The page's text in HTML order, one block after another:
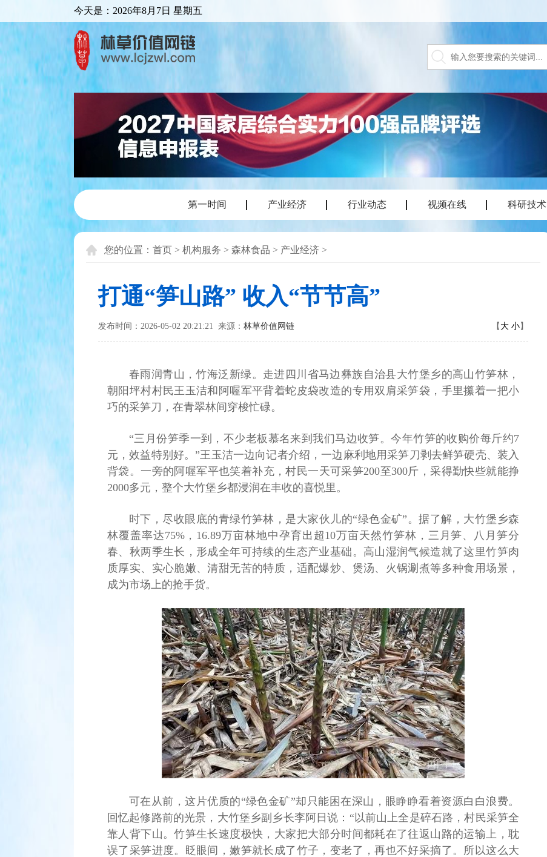
今天是： 2026年8月7日 星期五
第一时间 产业经济 行业动态 视频在线 科研技术
您的位置： 首页 > 机构服务 > 森林食品 > 产业经济 >
打通“笋山路” 收入“节节高”
发布时间：2026-05-02 20:21:21 来源： 林草价值网链 【 大 小】
春雨润青山，竹海泛新绿。走进四川省马边彝族自治县大竹堡乡的高山竹笋林，
朝阳坪村村民王玉洁和阿喔军平背着蛇皮袋改造的专用双肩采笋袋，手里攥着一把小
巧的采笋刀，在青翠林间穿梭忙碌。
“三月份笋季一到，不少老板慕名来到我们马边收笋。今年竹笋的收购价每斤约7
元，效益特别好。”王玉洁一边向记者介绍，一边麻利地用采笋刀剥去鲜笋硬壳、装入
背袋。一旁的阿喔军平也笑着补充，村民一天可采笋200至300斤，采得勤快些就能挣
2000多元，整个大竹堡乡都浸润在丰收的喜悦里。
时下，尽收眼底的青绿竹笋林，是大家伙儿的“绿色金矿”。据了解，大竹堡乡森
林覆盖率达75%，16.89万亩林地中孕育出超10万亩天然竹笋林，三月笋、八月笋分
春、秋两季生长，形成全年可持续的生态产业基础。高山湿润气候造就了这里竹笋肉
质厚实、实心脆嫩、清甜无苦的特质，适配爆炒、煲汤、火锅涮煮等多种食用场景，
成为市场上的抢手货。
可在从前，这片优质的“绿色金矿”却只能困在深山，眼睁睁看着资源白白浪费。
回忆起修路前的光景，大竹堡乡副乡长李阿日说：“以前山上全是碎石路，村民采笋全
靠人背下山。竹笋生长速度极快，大家把大部分时间都耗在了往返山路的运输上，耽
误了采笋进度。眨眼间，嫩笋就长成了竹子，变老了，再也不好采摘了。所以这么大